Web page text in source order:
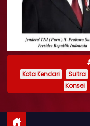
Kota Kendari Sultra
Konsel